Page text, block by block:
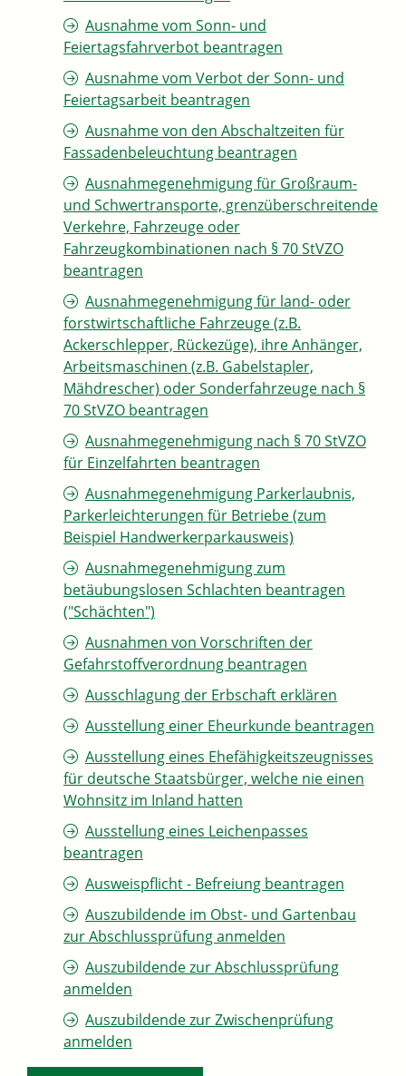
Ausnahme vom Sonn- und
Feiertagsfahrverbot beantragen
Ausnahme vom Verbot der Sonn- und
Feiertagsarbeit beantragen
Ausnahme von den Abschaltzeiten für
Fassadenbeleuchtung beantragen
Ausnahmegenehmigung für Großraum-
und Schwertransporte, grenzüberschreitende
Verkehre, Fahrzeuge oder
Fahrzeugkombinationen nach § 70 StVZO
beantragen
Ausnahmegenehmigung für land- oder
forstwirtschaftliche Fahrzeuge (z.B.
Ackerschlepper, Rückezüge), ihre Anhänger,
Arbeitsmaschinen (z.B. Gabelstapler,
Mähdrescher) oder Sonderfahrzeuge nach §
70 StVZO beantragen
Ausnahmegenehmigung nach § 70 StVZO
für Einzelfahrten beantragen
Ausnahmegenehmigung Parkerlaubnis,
Parkerleichterungen für Betriebe (zum
Beispiel Handwerkerparkausweis)
Ausnahmegenehmigung zum
betäubungslosen Schlachten beantragen
("Schächten")
Ausnahmen von Vorschriften der
Gefahrstoffverordnung beantragen
Ausschlagung der Erbschaft erklären
Ausstellung einer Eheurkunde beantragen
Ausstellung eines Ehefähigkeitszeugnisses
für deutsche Staatsbürger, welche nie einen
Wohnsitz im Inland hatten
Ausstellung eines Leichenpasses
beantragen
Ausweispflicht - Befreiung beantragen
Auszubildende im Obst- und Gartenbau
zur Abschlussprüfung anmelden
Auszubildende zur Abschlussprüfung
anmelden
Auszubildende zur Zwischenprüfung
anmelden